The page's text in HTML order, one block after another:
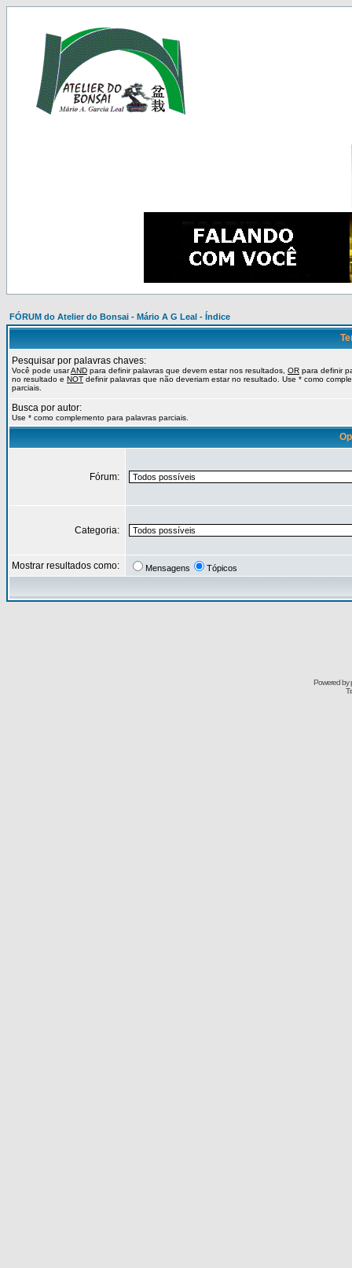
FÓRUM do Atelier do Bonsai - Mário A G Leal - Índice
Pesquisar por palavras chaves:
Você pode usarAND para definir palavras que devem estar nos resultados, OR para definir
no resultado e NOT definir palavras que não deveriam estar no resultado. Use * como
parciais.
Busca por autor:
Use * como complemento para palavras parciais.
Fórum:
Categoria:
Mostrar resultados como: Mensagens Tópicos
Powered by